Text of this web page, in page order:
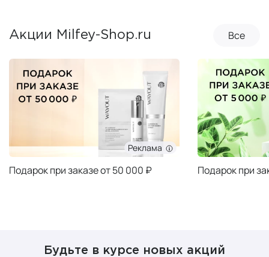
Акции Milfey-Shop.ru Все
Реклама
Подарок при заказе от 50 000 ₽ Подарок при
Будьте в курсе новых акций